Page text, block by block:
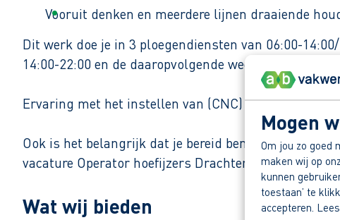
Mogen
Om jou zo goed
maken wij op
kunnen
toestaan’ te
accepteren.
Vooruit denken en meerdere lijnen draaiende
Dit werk doe je in 3 ploegendiensten van 06:00-
14:00-22:00 en de daaropvolgende week van 22:00-
Ervaring met het instellen van (CNC) machines is
Ook is het belangrijk dat je bereid bent om indien
vacature Operator hoefijzers Drachten | AB Vakwerk)
Wat wij bieden